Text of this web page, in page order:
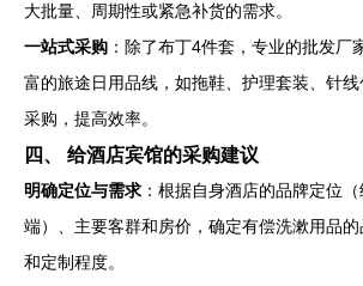
大批量、周期性或紧急补货的需求。
一站式采购 ：除了布丁4件套，专业的批发厂
富的旅途日用品线，如拖鞋、护理套装、针
采购，提高效率。
四、 给酒店宾馆的采购建议
明确定位与需求 ：根据自身酒店的品牌定位
端）、主要客群和房价，确定有偿洗漱用品
和定制程度。